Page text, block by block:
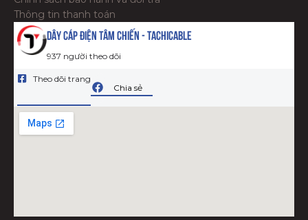
Thông tin thanh toán
Dây Cáp Điện Tâm Chiến - Tachicable
937 người theo dõi
Theo dõi trang
Chia sẻ